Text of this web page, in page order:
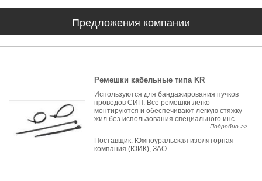
Предложения компании
Ремешки кабельные типа KR
Используются для бандажирования пучков
проводов СИП. Все ремешки легко
монтируются и обеспечивают легкую стяжку
жил без использования специального инс...
Подробно >>
Поставщик: Южноуральская изоляторная
компания (ЮИК), ЗАО